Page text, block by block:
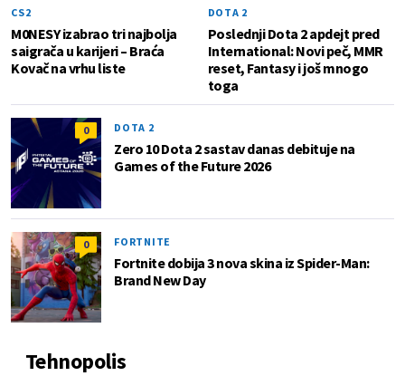
CS2
M0NESY izabrao tri najbolja
saigrača u karijeri – Braća
Kovač na vrhu liste
DOTA 2
Poslednji Dota 2 apdejt pred
International: Novi peč, MMR
reset, Fantasy i još mnogo
toga
0 DOTA 2
Zero 10 Dota 2 sastav danas debituje na
Games of the Future 2026
0 FORTNITE
Fortnite dobija 3 nova skina iz Spider-Man:
Brand New Day
Tehnopolis